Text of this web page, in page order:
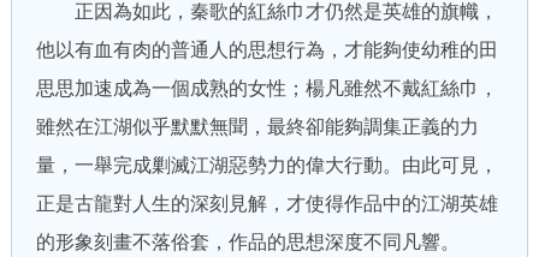
正因為如此，秦歌的紅絲巾才仍然是英雄的旗幟，
他以有血有肉的普通人的思想行為，才能夠使幼稚的田
思思加速成為一個成熟的女性；楊凡雖然不戴紅絲巾，
雖然在江湖似乎默默無聞，最終卻能夠調集正義的力
量，一舉完成剿滅江湖惡勢力的偉大行動。由此可見，
正是古龍對人生的深刻見解，才使得作品中的江湖英雄
的形象刻畫不落俗套，作品的思想深度不同凡響。